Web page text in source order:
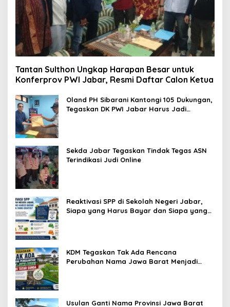
Tantan Sulthon Ungkap Harapan Besar untuk
Konferprov PWI Jabar, Resmi Daftar Calon Ketua
Oland PH Sibarani Kantongi 105 Dukungan,
Tegaskan DK PWI Jabar Harus Jadi
Sekda Jabar Tegaskan Tindak Tegas ASN
Terindikasi Judi Online
Reaktivasi SPP di Sekolah Negeri Jabar,
Siapa yang Harus Bayar dan Siapa yang
KDM Tegaskan Tak Ada Rencana
Perubahan Nama Jawa Barat Menjadi
Usulan Ganti Nama Provinsi Jawa Barat